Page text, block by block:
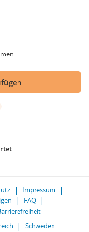
Impressum
FAQ
Schweden